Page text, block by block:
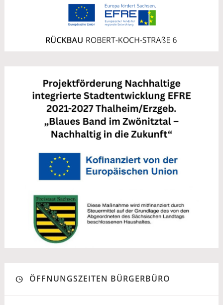
ÖFFNUNGSZEITEN BÜRGERBÜRO